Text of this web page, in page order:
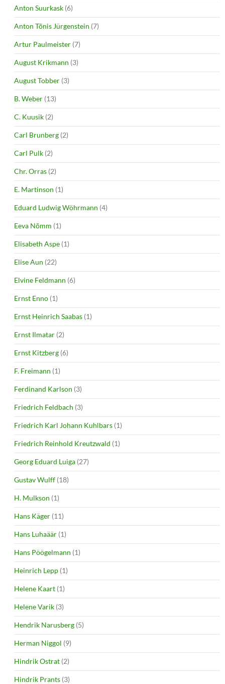
Anton Suurkask (6)
Anton Tõnis Jürgenstein (7)
Artur Paulmeister (7)
August Krikmann (3)
August Tobber (3)
B. Weber (13)
C. Kuusik (2)
Carl Brunberg (2)
Carl Pulk (2)
Chr. Orras (2)
E. Martinson (1)
Eduard Ludwig Wöhrmann (4)
Eeva Nõmm (1)
Elisabeth Aspe (1)
Elise Aun (22)
Elvine Feldmann (6)
Ernst Enno (1)
Ernst Heinrich Saabas (1)
Ernst Ilmatar (2)
Ernst Kitzberg (6)
F. Freimann (1)
Ferdinand Karlson (3)
Friedrich Feldbach (3)
Friedrich Karl Johann Kuhlbars (1)
Friedrich Reinhold Kreutzwald (1)
Georg Eduard Luiga (27)
Gustav Wulff (18)
H. Mulkson (1)
Hans Käger (11)
Hans Luhaäär (1)
Hans Pöögelmann (1)
Heinrich Lepp (1)
Helene Kaart (1)
Helene Varik (3)
Hendrik Narusberg (5)
Herman Niggol (9)
Hindrik Ostrat (2)
Hindrik Prants (3)